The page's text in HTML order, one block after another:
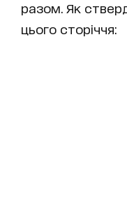
разом. Як
цього сторіччя: